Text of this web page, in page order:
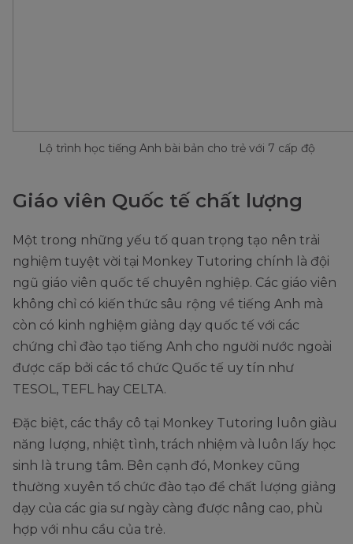
Lộ trình học tiếng Anh bài bản cho trẻ với 7 cấp độ
Giáo viên Quốc tế chất lượng
Một trong những yếu tố quan trọng tạo nên trải
nghiệm tuyệt vời tại Monkey Tutoring chính là đội
ngũ giáo viên quốc tế chuyên nghiệp. Các giáo viên
không chỉ có kiến thức sâu rộng về tiếng Anh mà
còn có kinh nghiệm giảng dạy quốc tế với các
chứng chỉ đào tạo tiếng Anh cho người nước ngoài
được cấp bởi các tổ chức Quốc tế uy tín như
TESOL, TEFL hay CELTA.
Đặc biệt, các thầy cô tại Monkey Tutoring luôn giàu
năng lượng, nhiệt tình, trách nhiệm và luôn lấy học
sinh là trung tâm. Bên cạnh đó, Monkey cũng
thường xuyên tổ chức đào tạo để chất lượng giảng
dạy của các gia sư ngày càng được nâng cao, phù
hợp với nhu cầu của trẻ.